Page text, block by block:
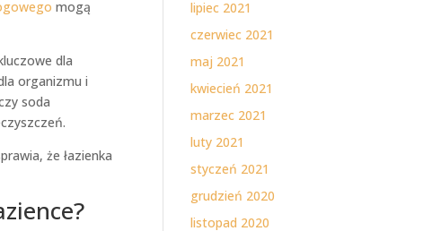
mogą
dla
organizmu i
soda
że łazienka
lipiec 2021
czerwiec 2021
maj 2021
kwiecień 2021
marzec 2021
luty 2021
styczeń 2021
grudzień 2020
listopad 2020